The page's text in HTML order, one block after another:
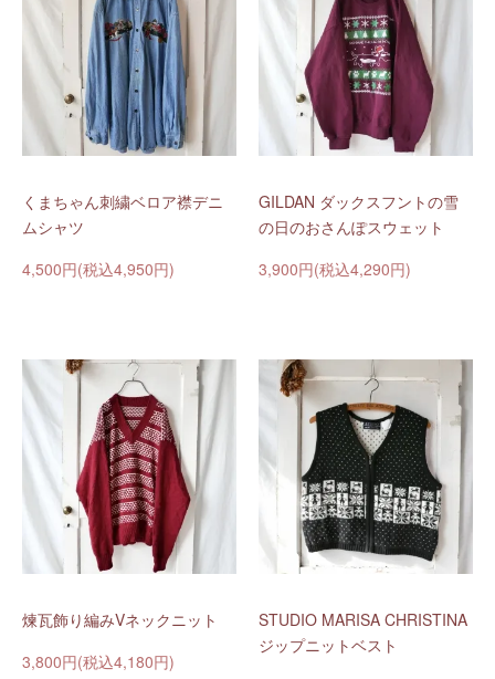
くまちゃん刺繍ベロア襟デニ
ムシャツ
4,500円(税込4,950円)
GILDAN ダックスフントの雪
の日のおさんぽスウェット
3,900円(税込4,290円)
煉瓦飾り編みVネックニット
3,800円(税込4,180円)
STUDIO MARISA CHRISTINA
ジップニットベスト